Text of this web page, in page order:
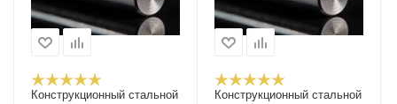
Конструкционный стальной
Конструкционный стальной